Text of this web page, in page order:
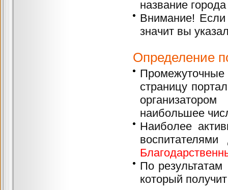
название
Внимание!
значит вы
Определение
страницу
наибольшее
Наиболее
По
который